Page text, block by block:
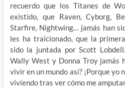
recuerdo que los Titanes de
existido, que Raven, Cyborg,
Starfire, Nightwing… jamás han
les ha traicionado, que la
sido la juntada por Scott
Wally West y Donna Troy jamás
vivir en un mundo así? ¡Porque yo
viviendo tras ver cómo me